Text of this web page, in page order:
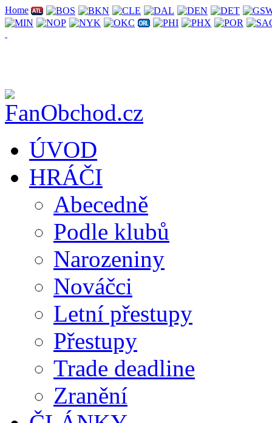
Home
ÚVOD
HRÁČI
Abecedně
Podle klubů
Narozeniny
Nováčci
Letní přestupy
Přestupy
Trade deadline
Zranění